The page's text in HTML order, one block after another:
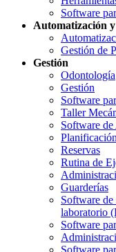
Software
Automatización
Gestión de
Gestión
Odontología
Gestión
Software
Taller
Software
Reservas
Rutina de
Guarderías
Software de
laboratorio
Software
Software